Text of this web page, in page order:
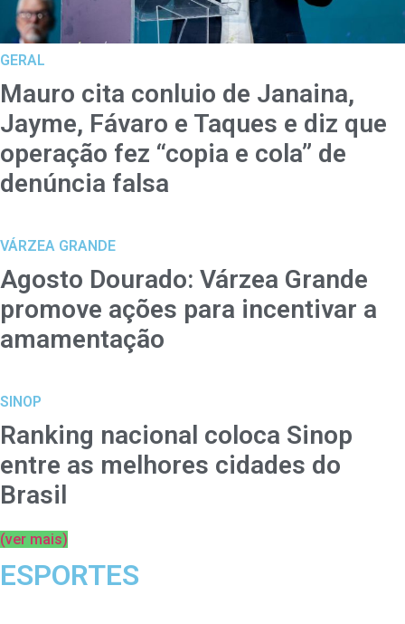
GERAL
Mauro cita conluio de Janaina,
Jayme, Fávaro e Taques e diz que
operação fez “copia e cola” de
denúncia falsa
VÁRZEA GRANDE
Agosto Dourado: Várzea Grande
promove ações para incentivar a
amamentação
SINOP
Ranking nacional coloca Sinop
entre as melhores cidades do
Brasil
(ver mais)
ESPORTES